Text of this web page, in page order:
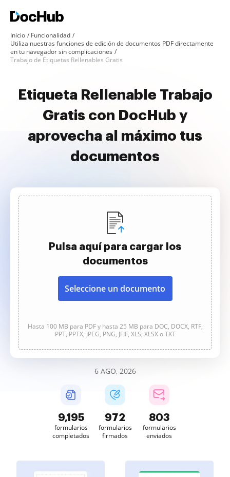
Inicio
Funcionalidad
Utiliza nuestras funciones de edición de documentos PDF directamente
en tu navegador sin complicaciones
Trabajo de Etiquetas Rellenables Gratis
Etiqueta Rellenable Trabajo
Gratis con DocHub y
aprovecha al máximo tus
documentos
Pulsa aquí para cargar los
documentos
Seleccione un documento
Hasta 100 MB para PDF y hasta 25 MB para DOC, DOCX, RTF,
PPT, PPTX, JPEG, PNG, JFIF, XLS, XLSX o TXT
6 AGO, 2026
9,196
formularios
completados
972
formularios
firmados
803
formularios
enviados